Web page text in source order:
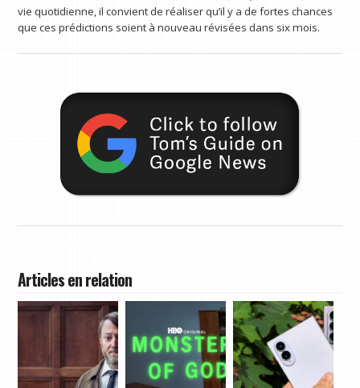
vie quotidienne, il convient de réaliser qu’il y a de fortes chances
que ces prédictions soient à nouveau révisées dans six mois.
Articles en relation